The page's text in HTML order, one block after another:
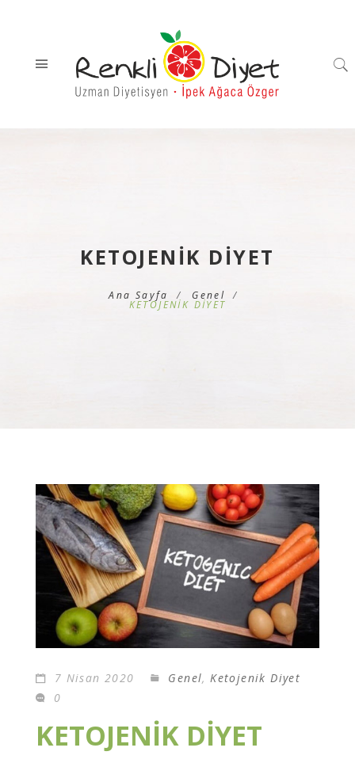
KETOJENİK DİYET
Ana Sayfa Genel
KETOJENİK DİYET
7 Nisan 2020 Genel,Ketojenik Diyet
0
KETOJENİK DİYET